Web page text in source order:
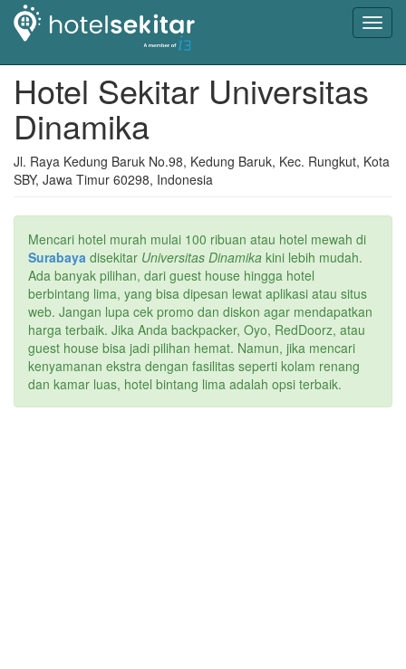
Hotel Sekitar Universitas
Dinamika
Jl. Raya Kedung Baruk No.98, Kedung Baruk, Kec. Rungkut, Kota
SBY, Jawa Timur 60298, Indonesia
Mencari hotel murah mulai 100 ribuan atau hotel mewah di
Surabaya disekitar Universitas Dinamika kini lebih mudah.
Ada banyak pilihan, dari guest house hingga hotel
berbintang lima, yang bisa dipesan lewat aplikasi atau situs
web. Jangan lupa cek promo dan diskon agar mendapatkan
harga terbaik. Jika Anda backpacker, Oyo, RedDoorz, atau
guest house bisa jadi pilihan hemat. Namun, jika mencari
kenyamanan ekstra dengan fasilitas seperti kolam renang
dan kamar luas, hotel bintang lima adalah opsi terbaik.